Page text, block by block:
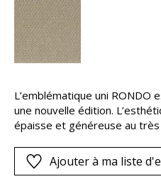
L’emblématique uni
une nouvelle édition.
épaisse et généreuse au
par du polyester recyclé.
garantir une blancheur
Ajouter à ma liste